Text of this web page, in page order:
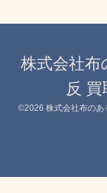
株式会社
反
©2026 株式会社布の